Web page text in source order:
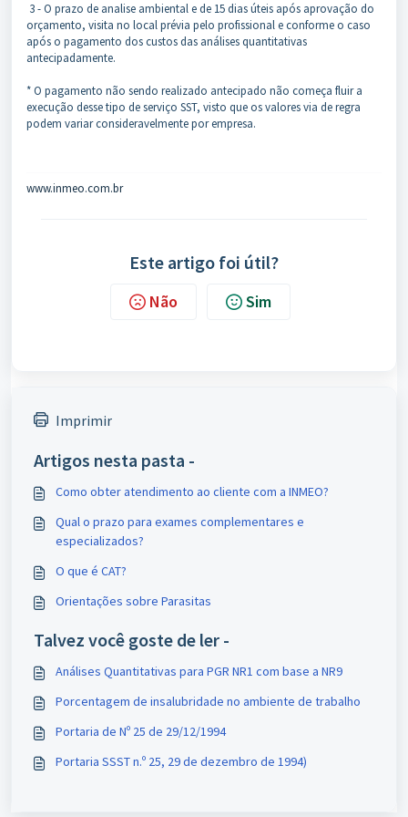
3 - O prazo de analise ambiental e de 15 dias úteis após aprovação do
orçamento, visita no local prévia pelo profissional e conforme o caso
após o pagamento dos custos das análises quantitativas
antecipadamente.
* O pagamento não sendo realizado antecipado não começa fluir a
execução desse tipo de serviço SST, visto que os valores via de regra
podem variar consideravelmente por empresa.
www.inmeo.com.br
Este artigo foi útil?
Não Sim
Imprimir
Artigos nesta pasta -
Como obter atendimento ao cliente com a INMEO?
Qual o prazo para exames complementares e
especializados?
O que é CAT?
Orientações sobre Parasitas
Talvez você goste de ler -
Análises Quantitativas para PGR NR1 com base a NR9
Porcentagem de insalubridade no ambiente de trabalho
Portaria de Nº 25 de 29/12/1994
Portaria SSST n.º 25, 29 de dezembro de 1994)